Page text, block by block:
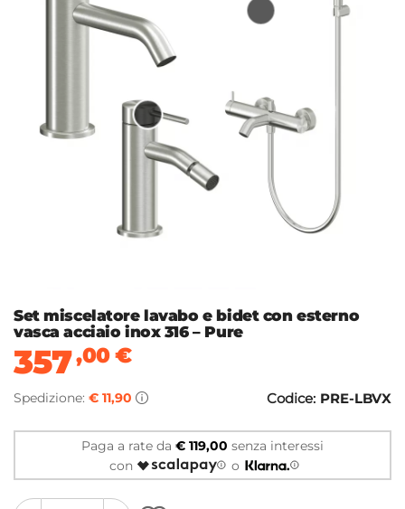
Set miscelatore lavabo e bidet con esterno
vasca acciaio inox 316 – Pure
357,00€
Spedizione: € 11,90 Codice: PRE-LBVX
Paga a rate da € 119,00 senza interessi
con
o